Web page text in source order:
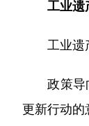
工业遗产
工业遗产
政策导向
更新行动